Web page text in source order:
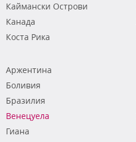
Каймански Острови
Канада
Коста Рика
Аржентина
Боливия
Бразилия
Венецуела
Гиана